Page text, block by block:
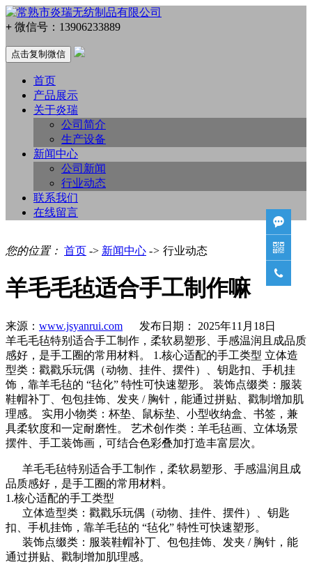
+ 微信号： 13906233889
点击复制微信
首页
产品展示
关于炎瑞
公司简介
生产设备
新闻中心
公司新闻
行业动态
联系我们
在线留言
您的位置： 首页 -> 新闻中心 -> 行业动态
羊毛毛毡适合手工制作嘛
来源： www.jsyanrui.com 发布日期： 2025年11月18日
羊毛毛毡特别适合手工制作，柔软易塑形、手感温润且成品质
感好，是手工圈的常用材料。 1.核心适配的手工类型 立体造
型类：戳戳乐玩偶（动物、挂件、摆件）、钥匙扣、手机挂
饰，靠羊毛毡的 “毡化” 特性可快速塑形。 装饰点缀类：服装
鞋帽补丁、包包挂饰、发夹 / 胸针，能通过拼贴、戳制增加肌
理感。 实用小物类：杯垫、鼠标垫、小型收纳盒、书签，兼
具柔软度和一定耐磨性。 艺术创作类：羊毛毡画、立体场景
摆件、手工装饰画，可结合色彩叠加打造丰富层次。
羊毛毛毡特别适合手工制作，柔软易塑形、手感温润且成
品质感好，是手工圈的常用材料。
1.核心适配的手工类型
立体造型类：戳戳乐玩偶（动物、挂件、摆件）、钥匙
扣、手机挂饰，靠羊毛毡的 “毡化” 特性可快速塑形。
装饰点缀类：服装鞋帽补丁、包包挂饰、发夹 / 胸针，能
通过拼贴、戳制增加肌理感。


